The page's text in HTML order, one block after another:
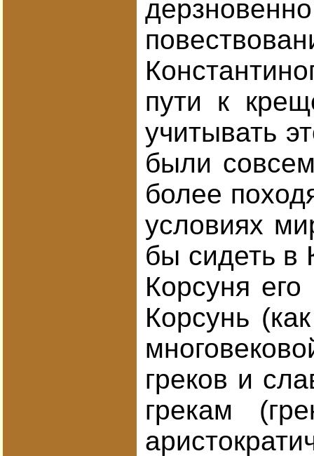
пути к
учитывать
были
более
условиях
бы сидеть в
Корсуня
Корсунь
греков и
грекам